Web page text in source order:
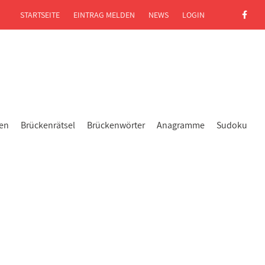
Brückenrätsel Brückenwörter Anagramme Sudoku
STARTSEITE EINTRAG MELDEN NEWS LOGIN